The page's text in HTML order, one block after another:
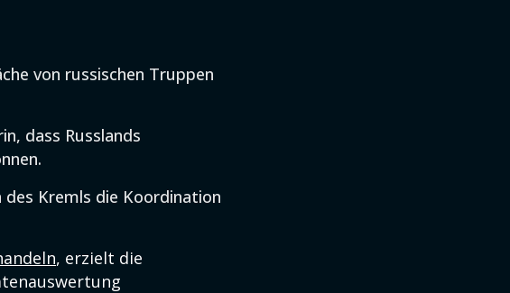
von russischen Truppen
dass Russlands
Kremls die Koordination
, erzielt die